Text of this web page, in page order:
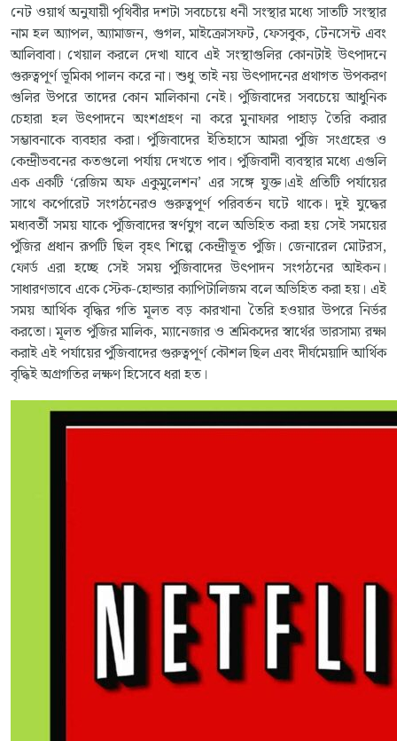
নেট ওয়ার্থ অনুযায়ী পৃথিবীর দশটা সবচেয়ে ধনী সংস্থার মধ্যে সাতটি সংস্থার
নাম হল অ্যাপল, অ্যামাজন, গুগল, মাইক্রোসফট, ফেসবুক, টেনসেন্ট এবং
আলিবাবা। খেয়াল করলে দেখা যাবে এই সংস্থাগুলির কোনটাই উৎপাদনে
গুরুত্বপূর্ণ ভূমিকা পালন করে না। শুধু তাই নয় উৎপাদনের প্রথাগত উপকরণ
গুলির উপরে তাদের কোন মালিকানা নেই। পুঁজিবাদের সবচেয়ে আধুনিক
চেহারা হল উৎপাদনে অংশগ্রহণ না করে মুনাফার পাহাড় তৈরি করার
সম্ভাবনাকে ব্যবহার করা। পুঁজিবাদের ইতিহাসে আমরা পুঁজি সংগ্রহের ও
কেন্দ্রীভবনের কতগুলো পর্যায় দেখতে পাব। পুঁজিবাদী ব্যবস্থার মধ্যে এগুলি
এক একটি ‘রেজিম অফ একুমুলেশন’ এর সঙ্গে যুক্ত।এই প্রতিটি পর্যায়ের
সাথে কর্পোরেট সংগঠনেরও গুরুত্বপূর্ণ পরিবর্তন ঘটে থাকে। দুই যুদ্ধের
মধ্যবর্তী সময় যাকে পুঁজিবাদের স্বর্ণযুগ বলে অভিহিত করা হয় সেই সময়ের
পুঁজির প্রধান রূপটি ছিল বৃহৎ শিল্পে কেন্দ্রীভূত পুঁজি। জেনারেল মোটরস,
ফোর্ড এরা হচ্ছে সেই সময় পুঁজিবাদের উৎপাদন সংগঠনের আইকন।
সাধারণভাবে একে স্টেক-হোল্ডার ক্যাপিটালিজম বলে অভিহিত করা হয়। এই
সময় আর্থিক বৃদ্ধির গতি মূলত বড় কারখানা তৈরি হওয়ার উপরে নির্ভর
করতো। মূলত পুঁজির মালিক, ম্যানেজার ও শ্রমিকদের স্বার্থের ভারসাম্য রক্ষা
করাই এই পর্যায়ের পুঁজিবাদের গুরুত্বপূর্ণ কৌশল ছিল এবং দীর্ঘমেয়াদি আর্থিক
বৃদ্ধিই অগ্রগতির লক্ষণ হিসেবে ধরা হত।